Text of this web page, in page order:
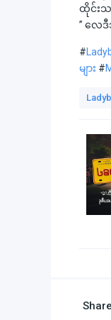
ထိုင်းသ
” လေဒီ
#
များ #